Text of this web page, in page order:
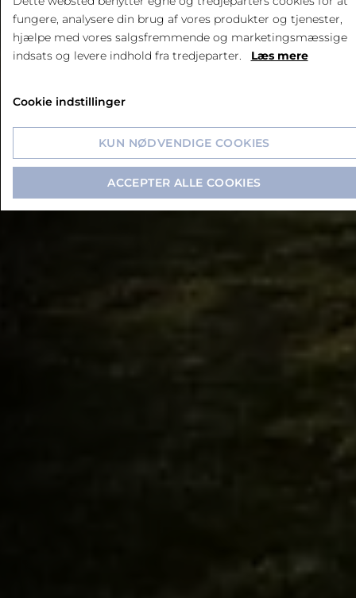
Hospice har cirka 1200 medlemmer, der
hver især er med til at gøre hverdagen
på hospice lidt nemmere. Vi støtter med
ligger uden for mulighederne i husets
daglige budget.
fungere, analysere din brug af vores produkter og tjenester,
hjælpe med vores salgsfremmende og marketingsmæssige
indsats og levere indhold fra tredjeparter.
Læs mere
Cookie indstillinger
KUN NØDVENDIGE COOKIES
ACCEPTER ALLE COOKIES